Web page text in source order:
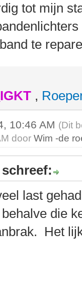
tot mijn
te
,
10:46 AM (Dit
doorWim -de
last
die
Het